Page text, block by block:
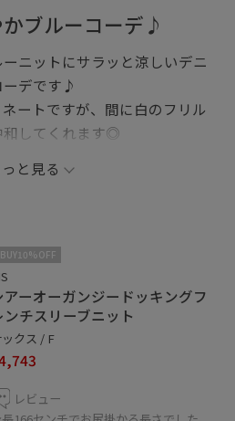
ブルーコーデ♪
ニットにサラッと涼しいデニ
ーデです♪
ートですが、間に白のフリル
和してくれます◎
です
＊＊＊＊＊＊＊＊＊
きありがとうございます⭐︎
いただけると嬉しいです！
トはフォローしていただくと
覧頂きやすくなります！！
新中！》
と見る
アーオーガンジードッキングフ
ンチスリーブニット
クス / F
レビュー